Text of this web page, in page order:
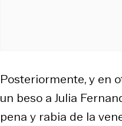
Posteriormente, y en
un beso a Julia
pena y rabia de la